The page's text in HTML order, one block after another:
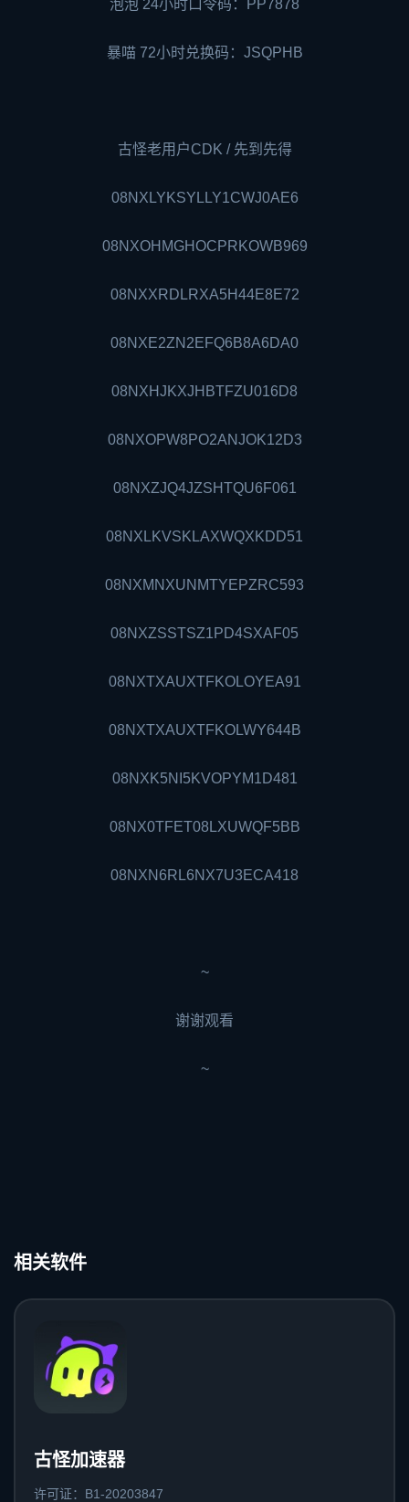
泡泡 24小时口令码：PP7878
暴喵 72小时兑换码：JSQPHB
古怪老用户CDK / 先到先得
08NXLYKSYLLY1CWJ0AE6
08NXOHMGHOCPRKOWB969
08NXXRDLRXA5H44E8E72
08NXE2ZN2EFQ6B8A6DA0
08NXHJKXJHBTFZU016D8
08NXOPW8PO2ANJOK12D3
08NXZJQ4JZSHTQU6F061
08NXLKVSKLAXWQXKDD51
08NXMNXUNMTYEPZRC593
08NXZSSTSZ1PD4SXAF05
08NXTXAUXTFKOLOYEA91
08NXTXAUXTFKOLWY644B
08NXK5NI5KVOPYM1D481
08NX0TFET08LXUWQF5BB
08NXN6RL6NX7U3ECA418
~
谢谢观看
~
相关软件
古怪加速器
许可证：B1-20203847